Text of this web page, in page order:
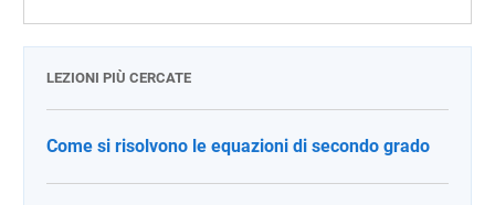
LEZIONI PIÙ CERCATE
Come si risolvono le equazioni di secondo grado